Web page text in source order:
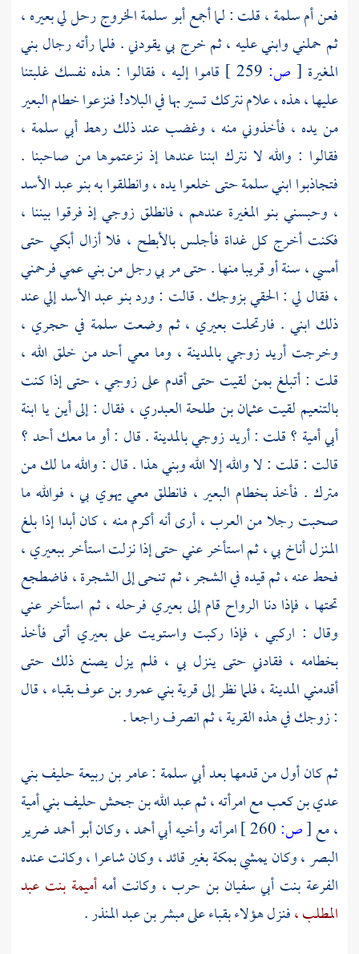
فعنأم سلمة ،قلت : لما أجمعأبو سلمةالخروج رحل لي بعيره ،
ثم حملني وابني عليه ، ثم خرج بي يقودني . فلما رأته رجالبني
المغيرة [ ص:
قاموا إليه ، فقالوا : هذه نفسك غلبتنا
عليها ، هذه ، علام نتركك تسير بها في البلاد! فنزعوا خطام البعير
من يده ، فأخذوني منه ، وغضب عند ذلك رهط أبي سلمة ،
فقالوا : والله لا نترك ابننا عندها إذ نزعتموها من صاحبنا .
فتجاذبوا ابنيسلمةحتى خلعوا يده ، وانطلقوا بهبنو عبد الأسد
، وحبسنيبنو المغيرة عندهم ، فانطلق زوجي إذ فرقوا بيننا ،
فكنت أخرج كل غداة فأجلسبالأبطح ، فلا أزال أبكي حتى
أمسي ، سنة أو قريبا منها . حتى مر بي رجل من بني عمي فرحمني
، فقال لي : الحقي بزوجك . قالت : وردبنو عبد الأسدإلي عند
ذلك ابني . فارتحلت بعيري ، ثم وضعت سلمة في حجري ،
وخرجت أريد زوجيبالمدينة ، وما معي أحد من خلق الله ،
قلت : أتبلغ بمن لقيت حتى أقدم على زوجي ، حتى إذا كنت
بالتنعيم لقيتعثمان بن طلحة العبدري ، فقال : إلى أين يا ابنة
أبي أمية ؟قلت : أريد زوجيبالمدينة. قال : أو ما معك أحد ؟
قالت : قلت : لا والله إلا الله وبني هذا . قال : والله ما لك من
مترك . فأخذ بخطام البعير ، فانطلق معي يهوي بي ، فوالله ما
صحبت رجلا من العرب ، أرى أنه أكرم منه ، كان أبدا إذا بلغ
المنزل أناخ بي ، ثم استأخر عني حتى إذا نزلت استأخر ببعيري ،
فحط عنه ، ثم قيده في الشجر ، ثم تنحى إلى الشجرة ، فاضطجع
تحتها ، فإذا دنا الرواح قام إلى بعيري فرحله ، ثم استأخر عني
وقال : اركبي ، فإذا ركبت واستويت على بعيري أتى فأخذ
بخطامه ، فقادني حتى ينزل بي ، فلم يزل يصنع ذلك حتى
أقدمنيالمدينة ،فلما نظر إلى قريةبني عمرو بن عوفبقباء ،قال
: زوجك في هذه القرية ، ثم انصرف راجعا .
ثم كان أول من قدمها بعدأبي سلمة :عامر بن ربيعةحليفبني
عدي بن كعبمع امرأته ، ثمعبد الله بن جحشحليف بني أمية
،مع[ص: امرأته وأخيهأبي أحمد ،وكانأبو أحمدضرير
البصر ، وكان يمشيبمكةبغير قائد ، وكان شاعرا ، وكانت عنده
الفرعة بنت أبي سفيان بن حرب ، وكانت أمهأميمة بنت عبد
المطلب ،فنزل هؤلاءبقباءعلىمبشر بن عبد المنذر.